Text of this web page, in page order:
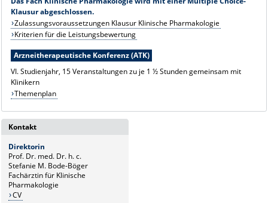
Klausur abgeschlossen.
Zulassungsvoraussetzungen Klausur Klinische Pharmakologie
Kriterien für die Leistungsbewertung
Arzneitherapeutische Konferenz (ATK)
VI. Studienjahr, 15 Veranstaltungen zu je 1 ½ Stunden gemeinsam mit
Klinikern
Themenplan
Kontakt
Direktorin
Prof. Dr. med. Dr. h. c.
Stefanie M. Bode-Böger
Fachärztin für Klinische
Pharmakologie
CV